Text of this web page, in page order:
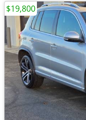
$19,800